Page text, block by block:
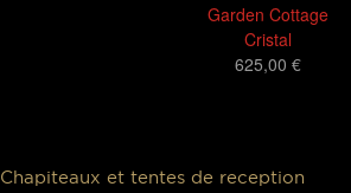
Garden Cottage
Cristal
625,00 €
Chapiteaux et tentes de reception